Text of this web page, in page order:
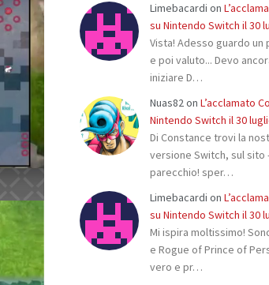
Limebacardi on
su Nintendo Switch il 30
Vista! Adesso guardo
e poi valuto... Devo
iniziare D…
Nuas82on L’acclamato
Nintendo Switch il 30
Di Constance trovi la
versione Switch, sul sito
parecchio! sper…
Limebacardi on
su Nintendo Switch il 30
Mi ispira moltissimo!
e Rogue of Prince of
vero e pr…